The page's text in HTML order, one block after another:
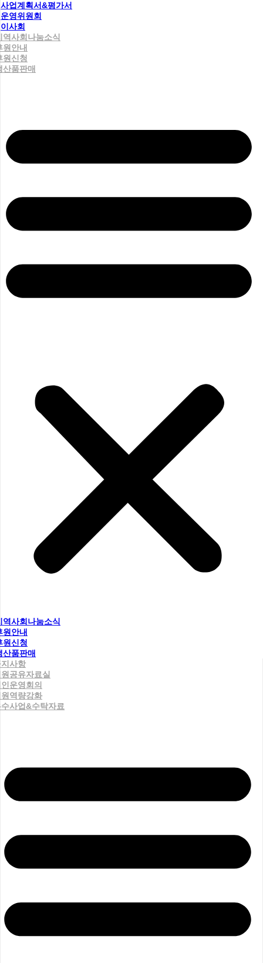
사업계획서&평가서
운영위원회
이사회
역사회나눔소식
원안내
원신청
산품판매
역사회나눔소식
원안내
원신청
산품판매
사항
공유자료실
운영회의
역량강화
사업&수탁자료